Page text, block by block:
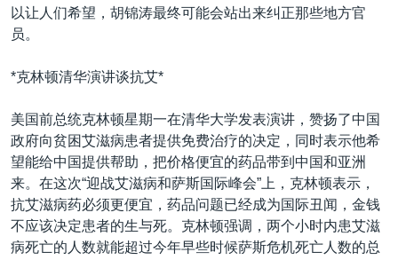
以让人们希望，胡锦涛最终可能会站出来纠正那些地方官
员。
*克林顿清华演讲谈抗艾*
美国前总统克林顿星期一在清华大学发表演讲，赞扬了中国
政府向贫困艾滋病患者提供免费治疗的决定，同时表示他希
望能给中国提供帮助，把价格便宜的药品带到中国和亚洲
来。在这次“迎战艾滋病和萨斯国际峰会”上，克林顿表示，
抗艾滋病药必须更便宜，药品问题已经成为国际丑闻，金钱
不应该决定患者的生与死。克林顿强调，两个小时内患艾滋
病死亡的人数就能超过今年早些时候萨斯危机死亡人数的总